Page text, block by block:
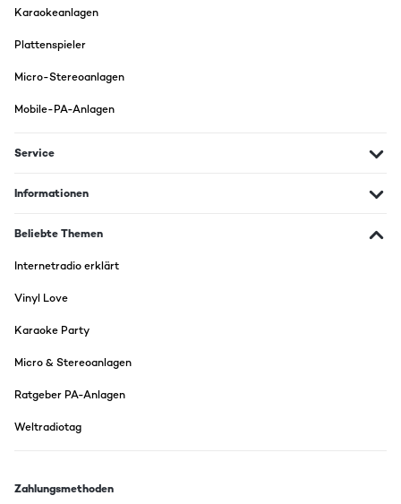
Karaokeanlagen
Plattenspieler
Micro-Stereoanlagen
Mobile-PA-Anlagen
Service
Informationen
Beliebte Themen
Internetradio erklärt
Vinyl Love
Karaoke Party
Micro & Stereoanlagen
Ratgeber PA-Anlagen
Weltradiotag
Zahlungsmethoden